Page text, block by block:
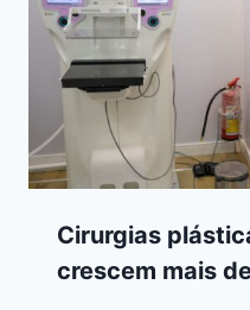
Cirurgias
crescem mais